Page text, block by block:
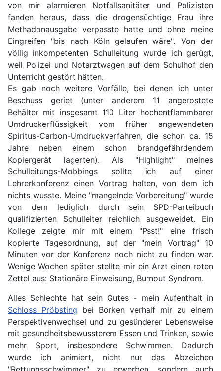
von mir alarmieren Notfallsanitäter und Polizisten
fanden heraus, dass die drogensüchtige Frau ihre
Methadonausgabe verpasste hatte und ohne meine
Eingreifen "bis nach Köln gelaufen wäre". Von der
völlig inkompetenten Schulleitung wurde ich gerügt,
weil Polizei und Notarztwagen auf dem Schulhof den
Unterricht gestört hätten.
Es gab noch weitere Vorfälle, bei denen ich unter
Beschuss geriet (unter anderem 11 angerostete
Behälter mit insgesamt 110 Liter hochentflammbarer
Umdruckerflüssigkeit vom früher angewendeten
Spiritus-Carbon-Umdruckverfahren, die schon ca. 15
Jahre neben einem schon brandgefährdendem
Kopiergerät lagerten). Als "Highlight" meines
Schulleitungs-Mobbings sollte ich auf einer
Lehrerkonferenz einen Vortrag halten, von dem ich
nichts wusste. Meine "mangelnde Vorbereitung" wurde
von dem lediglich durch sein SPD-Parteibuch
qualifizierten Schulleiter reichlich ausgeweidet. Ein
Kollege zeigte mir mit einem "Psst!" eine frisch
kopierte Tagesordnung, auf der "mein Vortrag" 10
Minuten vor der Konferenz noch nicht zu finden war.
Wenige Wochen später stellte mir ein Arzt einen roten
Zettel aus: Stationäre Einweisung, Burnout Syndrom.
Alles Schlechte hat sein Gutes - mein Aufenthalt in
Schloss Pröbsting bei Borken verhalf mir zu einem
Perspektivenwechsel und zu gesünderer Lebensweise
mit gesundheitsbewussterem Essen und Trinken, sowie
mehr Sport, insbesondere Schwimmen. Dadurch
wurde ich animiert, nicht nur das Abzeichen